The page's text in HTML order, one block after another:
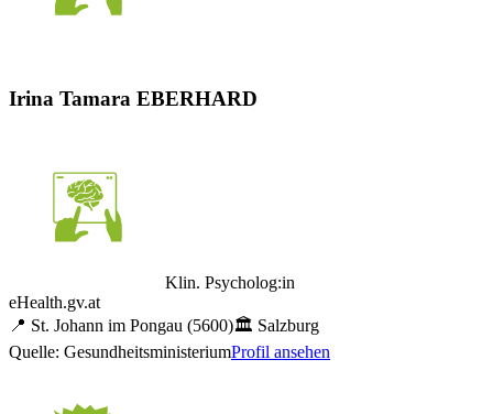
Irina Tamara EBERHARD
Klin. Psycholog:in
eHealth.gv.at
📍 St. Johann im Pongau (5600)🏛️ Salzburg
Quelle: GesundheitsministeriumProfil ansehen